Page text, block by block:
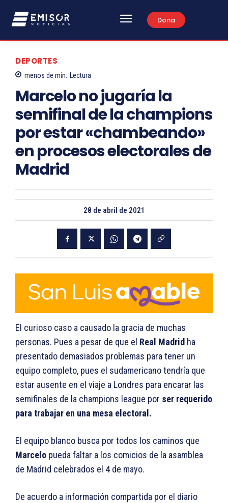
Dona
DEPORTES
menos de min. Lectura
Marcelo no jugaría la
semifinal de la champions
por estar «chambeando»
en procesos electorales de
Madrid
28 de abril de 2021
El curioso caso a causado la gracia de muchas
personas. Pues a pesar de que el Real Madrid ha
presentado demasiados problemas para tener un
equipo completo, pues el sudamericano tendría que
estar ausente en el viaje a Londres para encarar las
semifinales de la champions league por ser requerido
para trabajar en una mesa electoral.
El equipo blanco busca por todos los caminos que
Marcelo pueda faltar a los comicios de la asamblea
de Madrid celebrados el 4 de mayo.
De acuerdo a información compartida por el diario